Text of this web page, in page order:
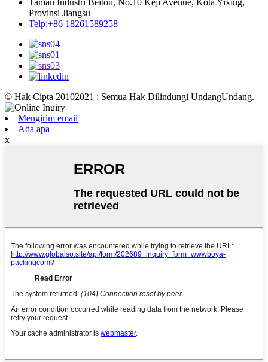
Provinsi Jiangsu
Telp:+86 18261589258
© Hak Cipta 20102021 : Semua Hak Dilindungi UndangUndang.
Mengirim email
Ada apa
x